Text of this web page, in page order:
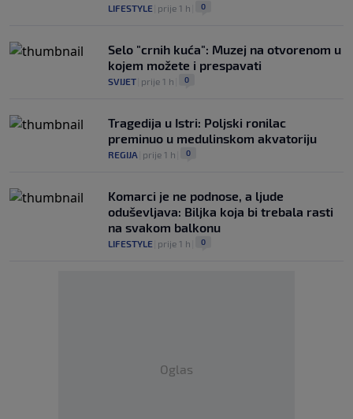
LIFESTYLE prije 1 h 0
Selo "crnih kuća": Muzej na otvorenom u
kojem možete i prespavati
SVIJET prije 1 h 0
Tragedija u Istri: Poljski ronilac
preminuo u medulinskom akvatoriju
REGIJA prije 1 h 0
Komarci je ne podnose, a ljude
oduševljava: Biljka koja bi trebala rasti
na svakom balkonu
LIFESTYLE prije 1 h 0
Oglas